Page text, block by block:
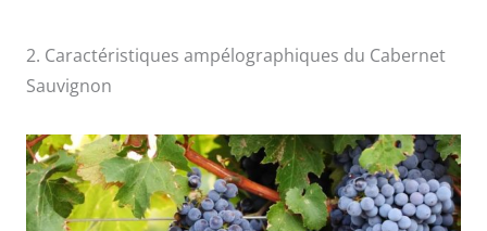
2. Caractéristiques ampélographiques du Cabernet
Sauvignon